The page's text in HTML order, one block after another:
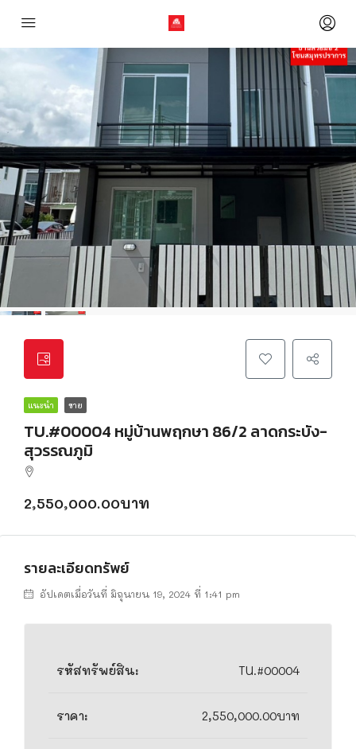
แนะนำ ขาย
TU.#00004 หมู่บ้านพฤกษา 86/2 ลาดกระบัง-
สุวรรณภูมิ
2,550,000.00บาท
รายละเอียดทรัพย์
อัปเดตเมื่อวันที่ มิถุนายน 19, 2024 ที่ 1:41 pm
รหัสทรัพย์สิน: TU.#00004
ราคา: 2,550,000.00บาท